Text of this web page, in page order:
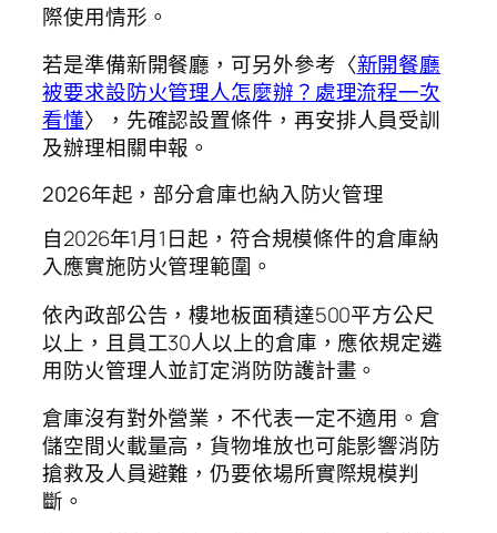
際使用情形。
若是準備新開餐廳，可另外參考〈新開餐廳
被要求設防火管理人怎麼辦？處理流程一次
看懂〉，先確認設置條件，再安排人員受訓
及辦理相關申報。
2026年起，部分倉庫也納入防火管理
自2026年1月1日起，符合規模條件的倉庫納
入應實施防火管理範圍。
依內政部公告，樓地板面積達500平方公尺
以上，且員工30人以上的倉庫，應依規定遴
用防火管理人並訂定消防防護計畫。
倉庫沒有對外營業，不代表一定不適用。倉
儲空間火載量高，貨物堆放也可能影響消防
搶救及人員避難，仍要依場所實際規模判
斷。